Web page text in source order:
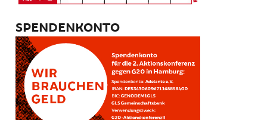
SPENDENKONTO